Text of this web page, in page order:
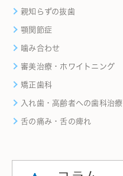
親知らずの抜歯
顎関節症
噛み合わせ
審美治療・ホワイトニング
矯正歯科
入れ歯・高齢者への歯科治療
舌の痛み・舌の痺れ